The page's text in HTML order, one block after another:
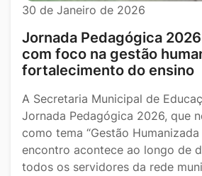
30 de Janeiro de 2026
Jornada Pedagógica
com foco na gestão
fortalecimento do ensino
A Secretaria Municipal de
Jornada Pedagógica 2026, que
como tema “Gestão Humanizada
encontro acontece ao longo de
todos os servidores da rede